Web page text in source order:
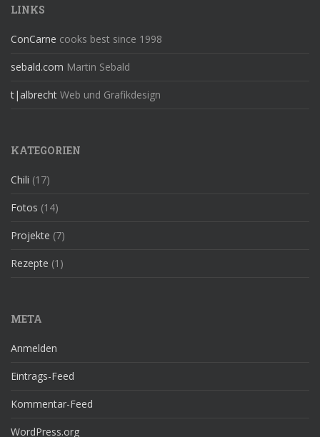
LINKS
ConCarne cooks best since 1998
sebald.com Martin Sebald
t|albrecht Web und Grafikdesign
KATEGORIEN
Chili (17)
Fotos (14)
Projekte (7)
Rezepte (1)
META
Anmelden
Eintrags-Feed
Kommentar-Feed
WordPress.org